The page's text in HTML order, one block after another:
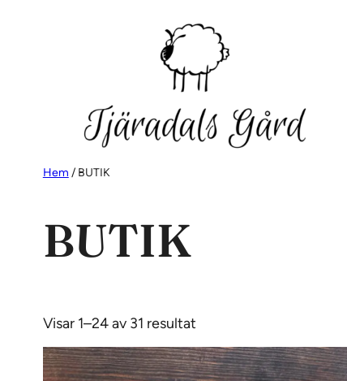
Hem / BUTIK
BUTIK
Visar 1–24 av 31 resultatSortera
efter
popularitet